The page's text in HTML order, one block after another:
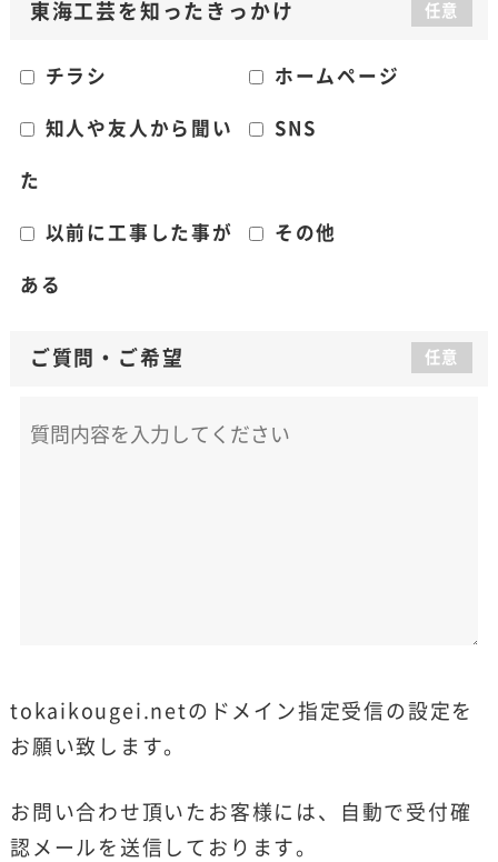
東海工芸を知った きっかけ 任意
チラシ ホームページ
知人や友人から聞い
た
SNS
以前に工事した事が
ある
その他
ご質問 ・ ご希望 任意
tokaikougei.netのドメイン指定受信の設定を
お願い致します。
お問い合わせ頂いたお客様には、自動で受付確
認メールを送信しております。